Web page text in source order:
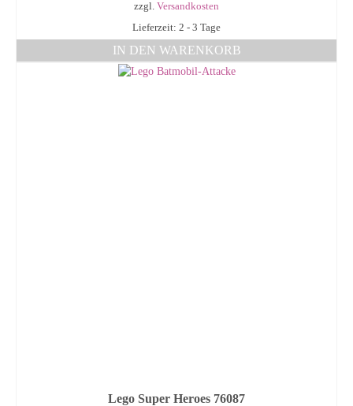
zzgl. Versandkosten
Lieferzeit: 2 - 3 Tage
IN DEN WARENKORB
Lego Super Heroes 76087